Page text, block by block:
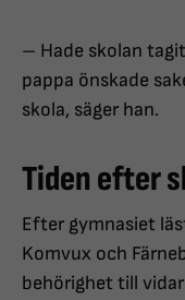
– Hade skolan
pappa önskade
skola, säger han.
Tiden efter
Efter gymnasiet
Komvux och
behörighet till